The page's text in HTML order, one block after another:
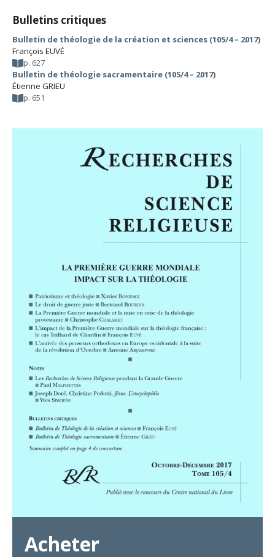
Bulletins critiques
Bulletin de théologie de la création et sciences (105/4 – 2017)
François EUVÉ
p. 627
Bulletin de théologie sacramentaire (105/4 – 2017)
Étienne GRIEU
p. 651
Acheter